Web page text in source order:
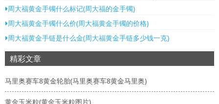
周大福黄金手镯什么标记(周大福的金手镯)
周大福黄金手镯什么价(周大福黄金手镯的价格)
周大福黄金手链是什么金(周大福黄金手链多少钱一克)
精彩文章
马里奥赛车8黄金轮胎(马里奥赛车8黄金马里奥)
黄金玉米粒(黄金玉米粒图片)